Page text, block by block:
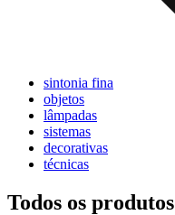
sintonia fina
objetos
lâmpadas
sistemas
decorativas
técnicas
Todos os produtos